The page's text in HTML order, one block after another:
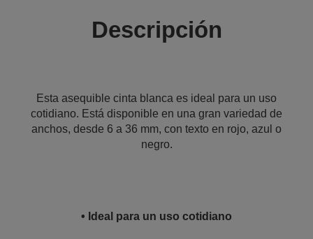
Descripción
Esta asequible cinta blanca es ideal para un uso
cotidiano. Está disponible en una gran variedad de
anchos, desde 6 a 36 mm, con texto en rojo, azul o
negro.
• Ideal para un uso cotidiano